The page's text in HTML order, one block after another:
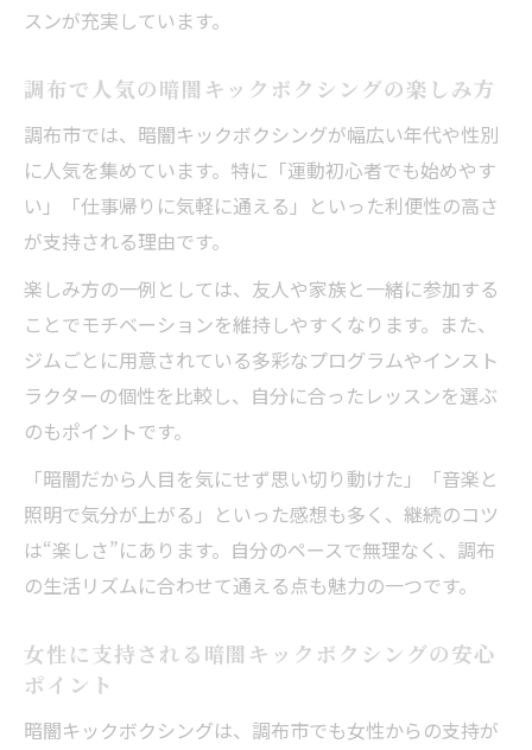
スンが充実しています。
調布で人気の暗闇キックボクシングの楽しみ方
調布市では、暗闇キックボクシングが幅広い年代や性別
に人気を集めています。特に「運動初心者でも始めやす
い」「仕事帰りに気軽に通える」といった利便性の高さ
が支持される理由です。
楽しみ方の一例としては、友人や家族と一緒に参加する
ことでモチベーションを維持しやすくなります。また、
ジムごとに用意されている多彩なプログラムやインスト
ラクターの個性を比較し、自分に合ったレッスンを選ぶ
のもポイントです。
「暗闇だから人目を気にせず思い切り動けた」「音楽と
照明で気分が上がる」といった感想も多く、継続のコツ
は“楽しさ”にあります。自分のペースで無理なく、調布
の生活リズムに合わせて通える点も魅力の一つです。
女性に支持される暗闇キックボクシングの安心
ポイント
暗闇キックボクシングは、調布市でも女性からの支持が